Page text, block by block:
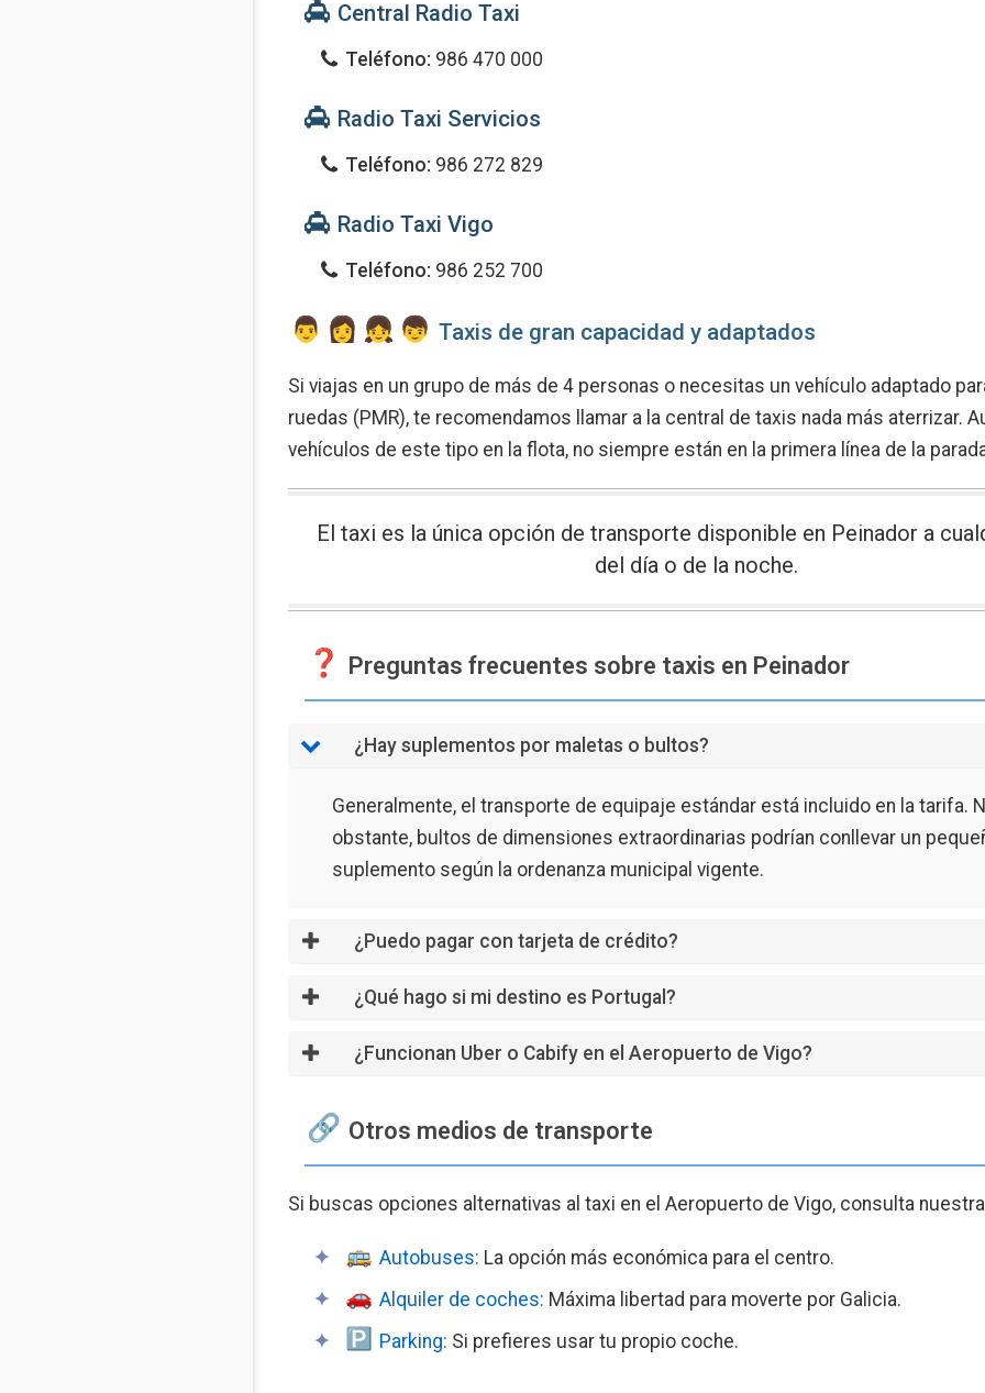
Central Radio Taxi
Teléfono: 986 470 000
Radio Taxi Servicios
Teléfono: 986 272 829
Radio Taxi Vigo
Teléfono: 986 252 700
Taxis de gran capacidad y adaptados
Si viajas en un grupo de más de 4 personas o necesitas un vehículo adaptado
ruedas (PMR), te recomendamos llamar a la central de taxis nada más aterrizar.
vehículos de este tipo en la flota, no siempre están en la primera línea de la
El taxi es la única opción de transporte disponible en Peinador a
del día o de la noche.
Preguntas frecuentes sobre taxis en Peinador
¿Hay suplementos por maletas o bultos?
Generalmente, el transporte de equipaje estándar está incluido en la tarifa.
obstante, bultos de dimensiones extraordinarias podrían conllevar un
suplemento según la ordenanza municipal vigente.
¿Puedo pagar con tarjeta de crédito?
¿Qué hago si mi destino es Portugal?
¿Funcionan Uber o Cabify en el Aeropuerto de Vigo?
Otros medios de transporte
Si buscas opciones alternativas al taxi en el Aeropuerto de Vigo, consulta
Autobuses: La opción más económica para el centro.
Alquiler de coches: Máxima libertad para moverte por Galicia.
Parking: Si prefieres usar tu propio coche.